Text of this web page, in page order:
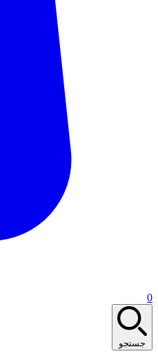
0
جستجو